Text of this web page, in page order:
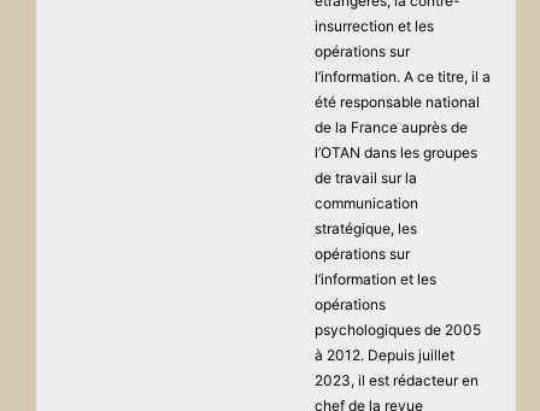
insurrection et les
opérations sur
l’information. A ce titre, il a
été responsable national
de la France auprès de
l’OTAN dans les groupes
de travail sur la
communication
stratégique, les
opérations sur
l’information et les
opérations
psychologiques de 2005
à 2012. Depuis juillet
2023, il est rédacteur en
chef de la revue